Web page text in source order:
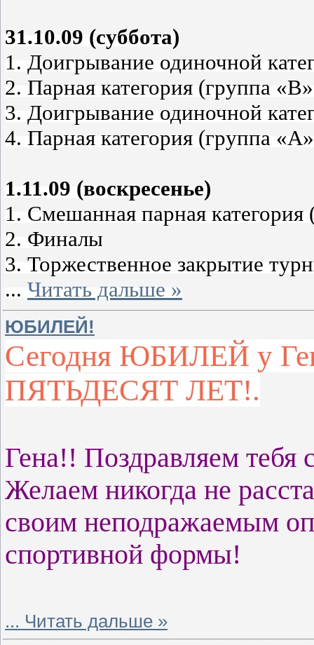
31.10.09 (суббота)
1. Доигрывание одиночной
2. Парная категория (группа
3. Доигрывание одиночной
4. Парная категория (группа
1.11.09 (воскресенье)
1. Смешанная парная
2. Финалы
3. Торжественное закрытие
... Читать дальше »
ЮБИЛЕЙ!
Сегодня ЮБИЛЕЙ у
ПЯТЬДЕСЯТ ЛЕТ!.
Гена!! Поздравляем тебя
Желаем никогда не
своим неподражаемым
спортивной формы!
... Читать дальше »